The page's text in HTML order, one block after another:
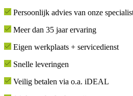
Persoonlijk advies van onze
Meer dan 35 jaar ervaring
Eigen werkplaats + servicedienst
Snelle leveringen
Veilig betalen via o.a. iDEAL